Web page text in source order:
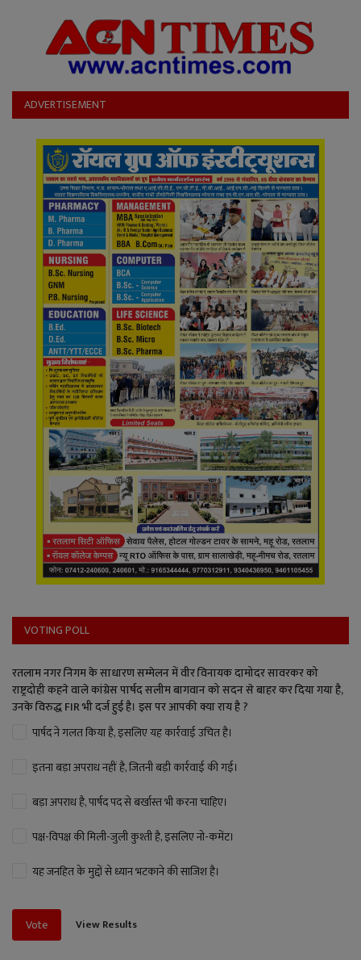
ADVERTISEMENT
VOTING POLL
रतलाम नगर निगम के साधारण सम्मेलन में वीर विनायक दामोदर सावरकर को
राष्ट्रदोही कहने वाले कांग्रेस पार्षद सलीम बागवान को सदन से बाहर कर दिया गया है,
उनके विरुद्ध FIR भी दर्ज हुई है। इस पर आपकी क्या राय है ?
पार्षद ने गलत किया है, इसलिए यह कार्रवाई उचित है।
इतना बड़ा अपराध नहीं है, जितनी बड़ी कार्रवाई की गई।
बड़ा अपराध है, पार्षद पद से बर्खास्त भी करना चाहिए।
पक्ष-विपक्ष की मिली-जुली कुश्ती है, इसलिए नो-कमेंट।
यह जनहित के मुद्दों से ध्यान भटकाने की साजिश है।
Vote View Results